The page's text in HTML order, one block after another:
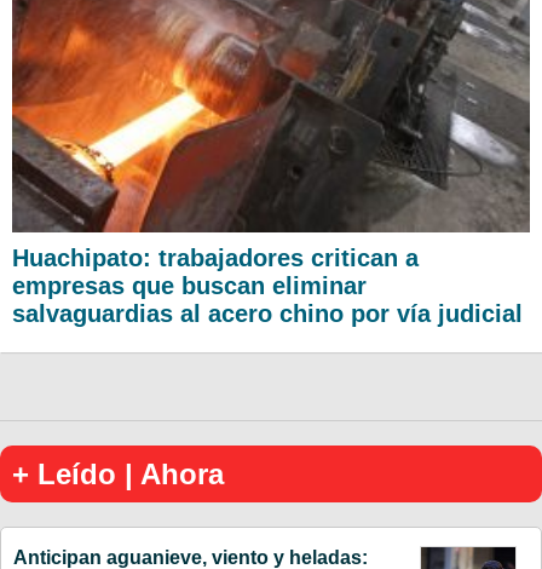
Huachipato: trabajadores critican a
empresas que buscan eliminar
salvaguardias al acero chino por vía judicial
+ Leído | Ahora
Anticipan aguanieve, viento y heladas: